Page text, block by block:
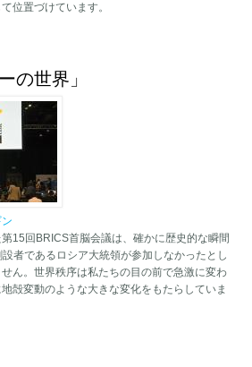
位置づけています。
ドゥギン：危機に瀕するグローバル・リベ
の世界」
15回BRICS首脳会議は、確かに歴史的な瞬間
者であるロシア大統領が参加しなかったとし
ん。世界秩序は私たちの目の前で急激に変わ
殻変動のような大きな変化をもたらしていま
界」 について